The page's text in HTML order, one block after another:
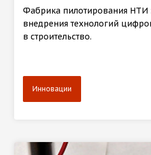
Фабрика пилотирования НТИ
внедрения технологий
в строительство.
Инновации